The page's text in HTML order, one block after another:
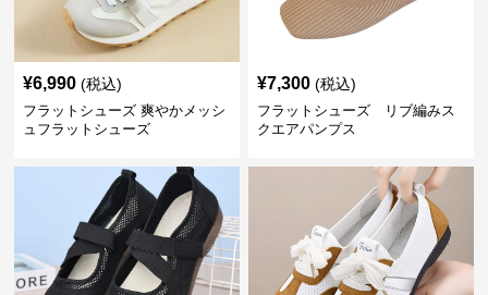
¥6,990 (税込)
フラットシューズ 爽やかメッシ
ュフラットシューズ
¥7,300 (税込)
フラットシューズ リブ編みス
クエアパンプス